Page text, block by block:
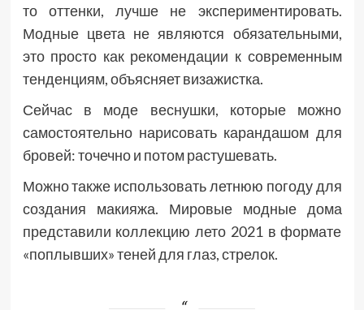
то оттенки, лучше не экспериментировать.
Модные цвета не являются обязательными,
это просто как рекомендации к современным
тенденциям, объясняет визажистка.
Сейчас в моде веснушки, которые можно
самостоятельно нарисовать карандашом для
бровей: точечно и потом растушевать.
Можно также использовать летнюю погоду для
создания макияжа. Мировые модные дома
представили коллекцию лето 2021 в формате
«поплывших» теней для глаз, стрелок.